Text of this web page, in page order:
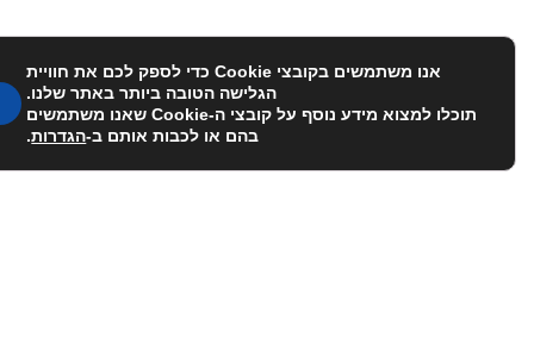
אנו משתמשים בקובצי Cookie כדי לספק לכם את חוויית
הגלישה הטובה ביותר באתר שלנו.
תוכלו למצוא מידע נוסף על קובצי ה-Cookie שאנו משתמשים
בהם או לכבות אותם ב-הגדרות.